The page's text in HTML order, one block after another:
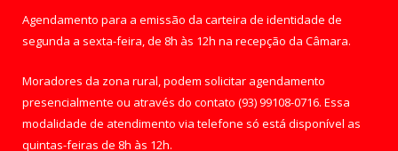
Agendamento para a emissão da carteira de identidade de
segunda a sexta-feira, de 8h às 12h na recepção da Câmara.
Moradores da zona rural, podem solicitar agendamento
presencialmente ou através do contato (93) 99108-0716. Essa
modalidade de atendimento via telefone só está disponível as
quintas-feiras de 8h às 12h.